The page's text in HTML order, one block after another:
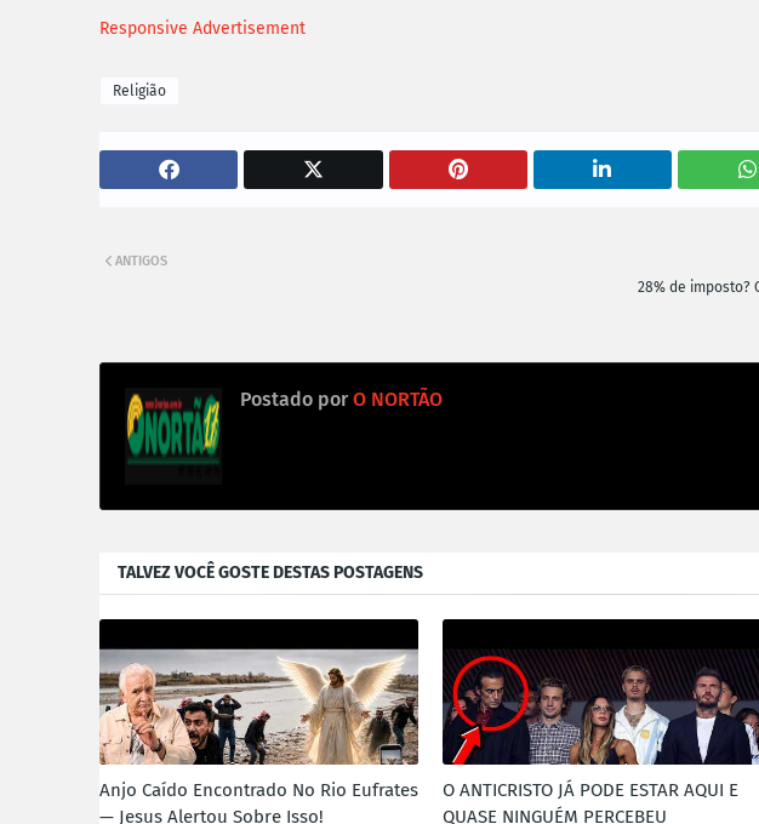
Responsive Advertisement
Religião
28% de
ANTIGOS
Postado por O NORTÃO
TALVEZ VOCÊ GOSTE DESTAS POSTAGENS
Anjo Caído Encontrado No Rio Eufrates
— Jesus Alertou Sobre Isso!
O ANTICRISTO JÁ PODE ESTAR AQUI E
QUASE NINGUÉM PERCEBEU